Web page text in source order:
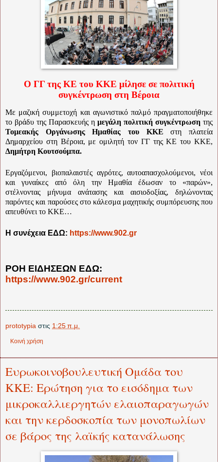
Ο ΓΓ της ΚΕ του ΚΚΕ μίλησε σε πολιτική
συγκέντρωση στη Βέροια
Με μαζική συμμετοχή και αγωνιστικό παλμό πραγματοποιήθηκε
το βράδυ της Παρασκευής η μεγάλη πολιτική συγκέντρωση της
Τομεακής Οργάνωσης Ημαθίας του ΚΚΕ στη πλατεία
Δημαρχείου στη Βέροια, με ομιλητή τον ΓΓ της ΚΕ του ΚΚΕ,
Δημήτρη Κουτσούμπα.
Εργαζόμενοι, βιοπαλαιστές αγρότες, αυτοαπασχολούμενοι, νέοι
και γυναίκες από όλη την Ημαθία έδωσαν το «παρών»,
στέλνοντας μήνυμα ανάτασης και αισιοδοξίας, δηλώνοντας
παρόντες και παρούσες στο κάλεσμα μαχητικής συμπόρευσης που
απευθύνει το ΚΚΕ…
Η συνέχεια ΕΔΩ: https://www.902.gr
ΡΟΗ ΕΙΔΗΣΕΩΝ ΕΔΩ:
https://www.902.gr/current
prototypia στις 1:25 π.μ.
Κοινή χρήση
Ευρωκοινοβουλευτική Ομάδα του
ΚΚΕ: Ερώτηση για το εισόδημα των
μικροκαλλιεργητών ελαιοπαραγωγών
και την κερδοσκοπία των μονοπωλίων
σε βάρος της λαϊκής κατανάλωσης